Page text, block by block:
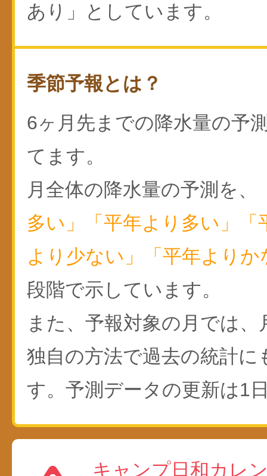
あり」としています。
季節予報とは？
6ヶ月先までの降水量の予
てます。
月全体の降水量の予測を、
多い」「平年より多い」「
より少ない」「平年より
段階で示しています。
また、予報対象の月では
独自の方法で過去の統計に
す。予測データの更新は1
キャンプ日和カレ